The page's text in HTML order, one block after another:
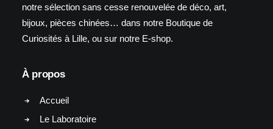
notre sélection sans cesse renouvelée de déco, art,
bijoux, pièces chinées… dans notre Boutique de
Curiosités à Lille, ou sur notre E-shop.
À propos
Accueil
Le Laboratoire